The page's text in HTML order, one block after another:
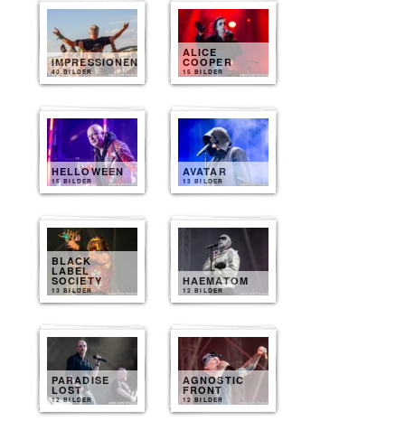
IMPRESSIONEN
40 BILDER
ALICE
COOPER
15 BILDER
HELLOWEEN
15 BILDER
AVATAR
13 BILDER
BLACK
LABEL
SOCIETY
13 BILDER
HAEMATOM
12 BILDER
PARADISE
LOST
12 BILDER
AGNOSTIC
FRONT
12 BILDER